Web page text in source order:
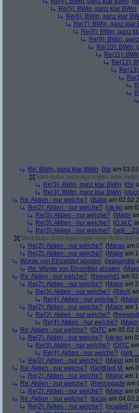
Re(5): BWin, ganz klar BWin
Re(6): BWin, ganz klar
Re(7): BWin, ganz klar
Re(8): BWin, ganz
Re(9): BWin,
Re(10): BWin,
Re(11):
Re(12):
Re: BWin, ganz klar BWin (rbr am
Vom Autor zurückgezogen oder
Re(3): BWin, ganz klar BWin (rbr
Re(3): BWin, ganz klar BWin (
Re: Aktien - nur welche? (Babe am
Re(2): Aktien - nur welche? (ok-ko am
Re(3): Aktien - nur welche? (Major
Re(3): Aktien - nur welche? (G.M.C
Re(3): Aktien - nur welche? (seti__23
Vom Autor zurückgezogen oder Autor hat
Re(2): Aktien - nur welche? (Marax am
Re(2): Aktien - nur welche? (Major am
Würde von Einzeltitel abraten (jeanandre
Re: Würde von Einzeltitel abraten (
Re: Aktien - nur welche? (freewind1 am
Re(2): Aktien - nur welche? (Major am
Re(3): Aktien - nur welche? (RevX
Re(4): Aktien - nur welche? (Major
Re(2): Aktien - nur welche? (Major am
Re(3): Aktien - nur welche? (
Re(4): Aktien - nur welche? (Major
Re: Aktien - nur welche? (DITC am
Re(2): Aktien - nur welche? (ok-ko am
Re(3): Aktien - nur welche? (DITC
Re(4): Aktien - nur welche? (
Re(2): Aktien - nur welche? (Major am
Re: Aktien - nur welche? (Gottfried M. am
Re(2): Aktien - nur welche? (Major am
Re: Aktien - nur welche? (Rennegade am
Re(2): Aktien - nur welche? (Major am
Re: Aktien - nur welche? (tucay am
Re(2): Aktien - nur welche? (goalie67